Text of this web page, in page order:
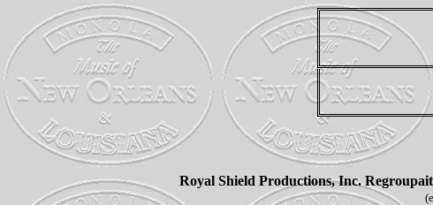
Royal Shield Productions, Inc. Regroupait